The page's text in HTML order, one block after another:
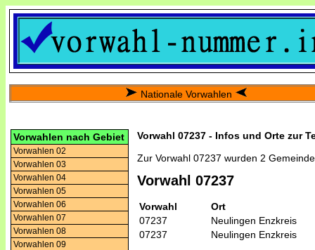
Nationale Vorwahlen
Vorwahlen nach Gebiet
Vorwahlen 02
Vorwahlen 03
Vorwahlen 04
Vorwahlen 05
Vorwahlen 06
Vorwahlen 07
Vorwahlen 08
Vorwahlen 09
Vorwahl 07237 - Infos und Orte zur
Zur Vorwahl 07237 wurden 2
Vorwahl 07237
Vorwahl
Ort
07237
Neulingen Enzkreis
07237
Neulingen Enzkreis